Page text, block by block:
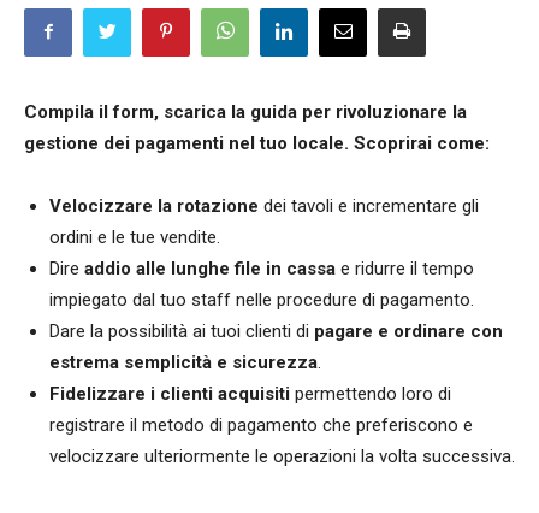
Compila il form, scarica la guida per rivoluzionare la
gestione dei pagamenti nel tuo locale. Scoprirai come:
Velocizzare la rotazione dei tavoli e incrementare gli
ordini e le tue vendite.
Dire addio alle lunghe file in cassa e ridurre il tempo
impiegato dal tuo staff nelle procedure di pagamento.
Dare la possibilità ai tuoi clienti di pagare e ordinare con
estrema semplicità e sicurezza.
Fidelizzare i clienti acquisiti permettendo loro di
registrare il metodo di pagamento che preferiscono e
velocizzare ulteriormente le operazioni la volta successiva.